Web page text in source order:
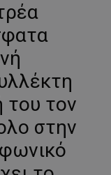
του τον
στην